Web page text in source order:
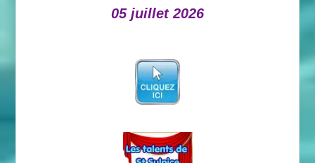
05 juillet 2026